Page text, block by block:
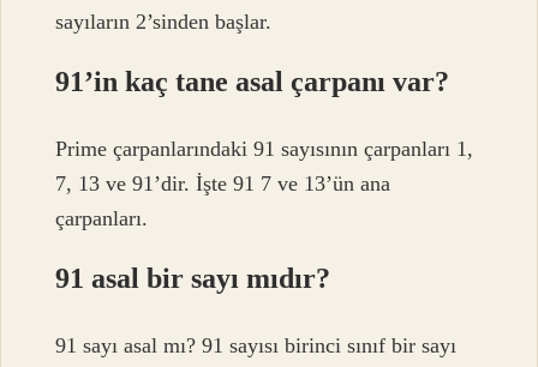
sayıların 2’sinden başlar.
91’in kaç tane asal çarpanı var?
Prime çarpanlarındaki 91 sayısının çarpanları 1,
7, 13 ve 91’dir. İşte 91 7 ve 13’ün ana
çarpanları.
91 asal bir sayı mıdır?
91 sayı asal mı? 91 sayısı birinci sınıf bir sayı